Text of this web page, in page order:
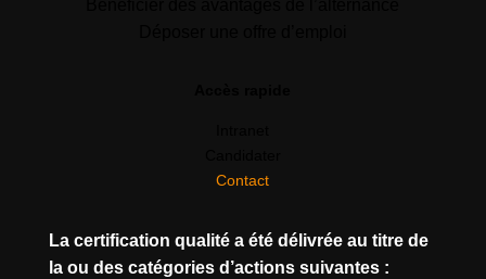
Contact
La certification qualité a été délivrée au titre de
la ou des catégories d’actions suivantes :